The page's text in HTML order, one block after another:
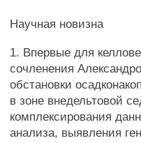
Научная новизна
1. Впервые для
сочленения
обстановки
в зоне внедельтовой
комплексирования
анализа, выявления